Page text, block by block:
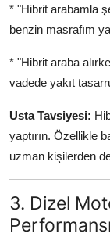
* "Hibrit arabamla
benzin masrafım
* "Hibrit araba
vadede yakıt
Usta Tavsiyesi:
yaptırın. Özellikle
uzman kişilerden
3. Dizel